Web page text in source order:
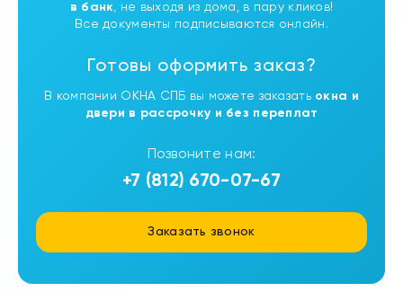
в банк
, не выходя из дома, в пару кликов!
Все документы подписываются онлайн.
Готовы оформить заказ?
В компании ОКНА СПБ вы можете заказать окна и
двери в рассрочку и без переплат
Позвоните нам:
+7 (812) 670-07-67
Заказать звонок